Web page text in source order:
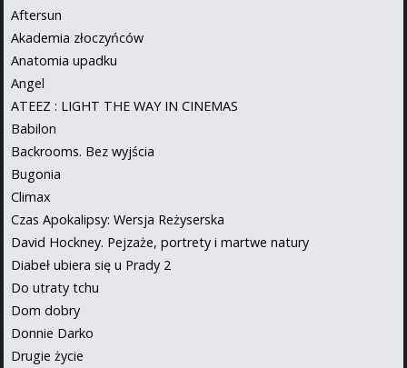
Aftersun
Akademia złoczyńców
Anatomia upadku
Angel
ATEEZ : LIGHT THE WAY IN CINEMAS
Babilon
Backrooms. Bez wyjścia
Bugonia
Climax
Czas Apokalipsy: Wersja Reżyserska
David Hockney. Pejzaże, portrety i martwe natury
Diabeł ubiera się u Prady 2
Do utraty tchu
Dom dobry
Donnie Darko
Drugie życie